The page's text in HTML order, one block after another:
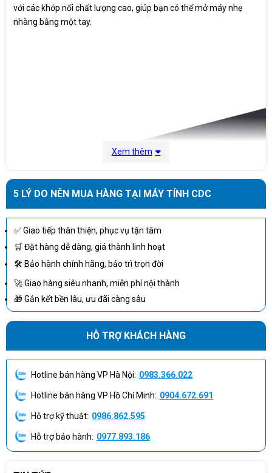
với các khớp nối chất lượng cao, giúp bạn có thể mở máy nhẹ
nhàng bằng một tay.
Xem thêm
5 LÝ DO NÊN MUA HÀNG TẠI MÁY TÍNH CDC
✅ Giao tiếp thân thiện, phục vụ tận tâm
🛒 Đặt hàng dễ dàng, giá thành linh hoạt
🛠 Bảo hành chính hãng, bảo trì trọn đời
🚀 Giao hàng siêu nhanh, miễn phí nội thành
🎁 Gắn kết bền lâu, ưu đãi càng sâu
HỖ TRỢ KHÁCH HÀNG
Hotline bán hàng VP Hà Nội: 0983.366.022
Hotline bán hàng VP Hồ Chí Minh: 0904.672.691
Hỗ trợ kỹ thuật: 0986.862.595
Hỗ trợ bảo hành: 0977.893.186